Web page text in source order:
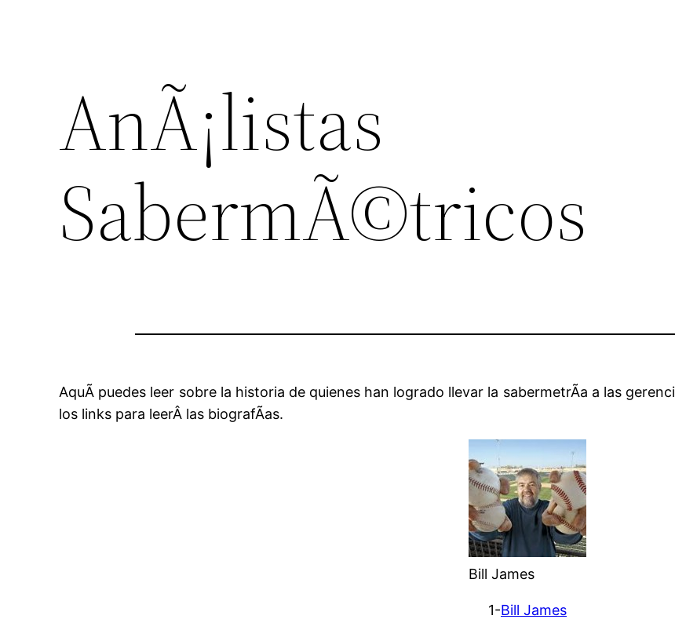
AnÃ¡listas
SabermÃ©tricos
AquÃ­ puedes leer sobre la historia de quienes han logrado llevar la sabermetrÃ­a a las
los links para leerÂ las biografÃ­as.
Bill James
1-Bill James